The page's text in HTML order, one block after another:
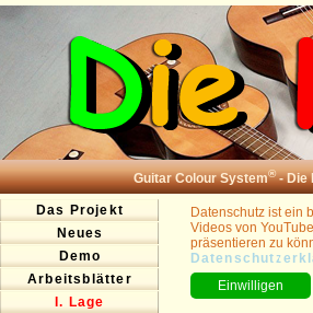
Guitar Colour System®- Die
Das Projekt
Neues
Demo
Arbeitsblätter
I. Lage
Datenschutz ist ein
Videos von
präsentieren zu